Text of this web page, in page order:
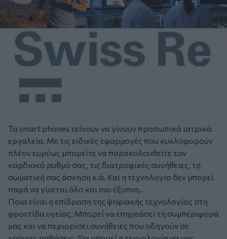
Τα smart phones τείνουν να γίνουν προσωπικά ιατρικά
εργαλεία. Με τις ειδικές εφαρμογές που κυκλοφορούν
πλέον ευρέως μπορείτε να παρακολουθείτε τον
καρδιακό ρυθμό σας, τις διατροφικές συνήθειες, τη
σωματική σας άσκηση κ.ά. Και η τεχνολογία δεν μπορεί
παρά να γίνεται όλο και πιο έξυπνη…
Ποια είναι η επίδραση της ψηφιακής τεχνολογίας στη
φροντίδα υγείας; Μπορεί να επηρεάσει τη συμπεριφορά
μας και να περιορίσει συνήθειες που οδηγούν σε